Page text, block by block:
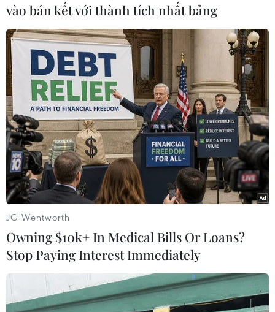
#Syria #Iraq
#Lực lượng thánh chiến
#Nhà nước Hồi giáo
#Nguồn dự trữ năng lượng
#Hoàng thân Saudi Arabia
Iraq
Syria
vào bán kết với thành tích nhất bảng
JG Wentworth
Owning $10k+ In Medical Bills Or Loans?
Stop Paying Interest Immediately